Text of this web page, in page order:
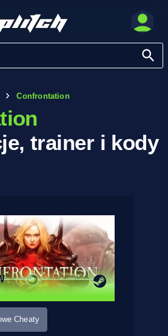
Confrontation
trainer i kody
Cheaty